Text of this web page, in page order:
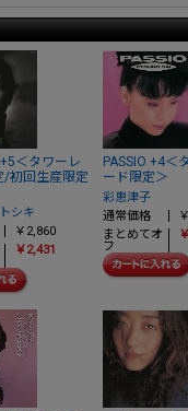
＜タワーレ
/初回生産限定
シキ
￥2,860
￥2,431
PASSIO +4＜
ード限定＞
彩恵津子
通常価格
まとめてオ
フ